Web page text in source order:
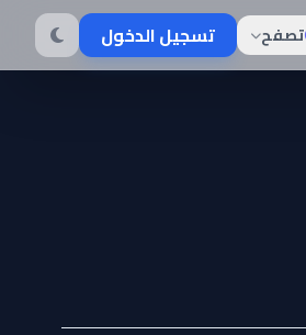
تصفح تسجيل الدخول